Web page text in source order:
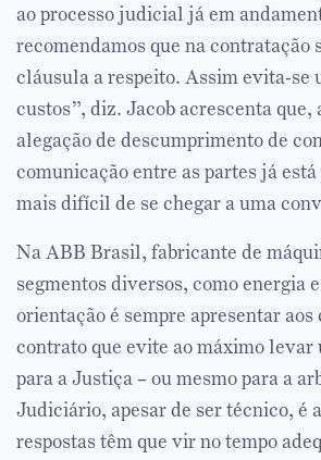
ao processo judicial já em
recomendamos que na contratação
cláusula a respeito. Assim evita-se
custos”, diz. Jacob acrescenta que,
alegação de descumprimento de
comunicação entre as partes já
mais difícil de se chegar a uma
Na ABB Brasil, fabricante de
segmentos diversos, como energia
orientação é sempre apresentar
contrato que evite ao máximo levar
para a Justiça – ou mesmo para a
Judiciário, apesar de ser técnico, é
respostas têm que vir no tempo